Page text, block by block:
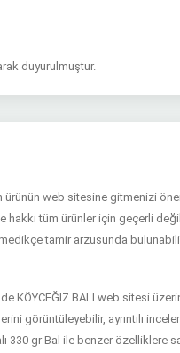
duyurulmuştur.
ürünün web sitesine gitmenizi
hakkı tüm ürünler için geçerli
tamir arzusunda
KÖYCEĞIZ BALI web sitesi
görüntüleyebilir, ayrıntılı
330 gr Bal ile benzer